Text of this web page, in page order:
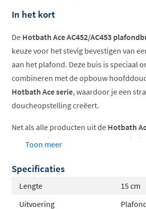
In het kort
De Hotbath Ace AC452/AC453
keuze voor het stevig bevestigen van
aan het plafond. Deze buis is speciaal
combineren met de opbouw
Hotbath Ace serie, waardoor je een
doucheopstelling creëert.
Net als alle producten uit de Hotbath
plafondbuis garant voor hoge kwaliteit
opzichte van de Cobber serie, zonder in
stijl of functionaliteit.
Toon meer
Specificaties
Lengte
15 cm
Uitvoering